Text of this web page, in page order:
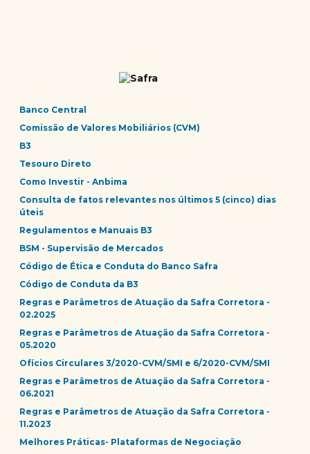
Banco Central
Comissão de Valores Mobiliários (CVM)
B3
Tesouro Direto
Como Investir - Anbima
Consulta de fatos relevantes nos últimos 5 (cinco) dias
úteis
Regulamentos e Manuais B3
BSM - Supervisão de Mercados
Código de Ética e Conduta do Banco Safra
Código de Conduta da B3
Regras e Parâmetros de Atuação da Safra Corretora -
02.2025
Regras e Parâmetros de Atuação da Safra Corretora -
05.2020
Ofícios Circulares 3/2020-CVM/SMI e 6/2020-CVM/SMI
Regras e Parâmetros de Atuação da Safra Corretora -
06.2021
Regras e Parâmetros de Atuação da Safra Corretora -
11.2023
Melhores Práticas- Plataformas de Negociação